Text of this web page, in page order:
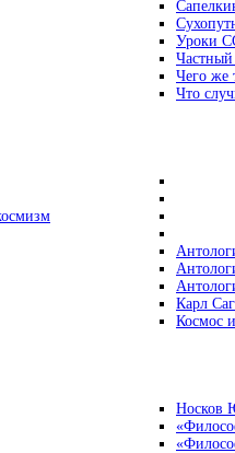
Уроки
Чего же
Что
Карл
Космос
Носков